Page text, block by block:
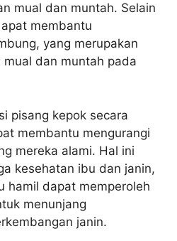
mual dan muntah. Selain
membantu
yang merupakan
dan muntah pada
pisang kepok secara
membantu mengurangi
mereka alami. Hal ini
kesehatan ibu dan janin,
hamil dapat memperoleh
menunjang
janin.